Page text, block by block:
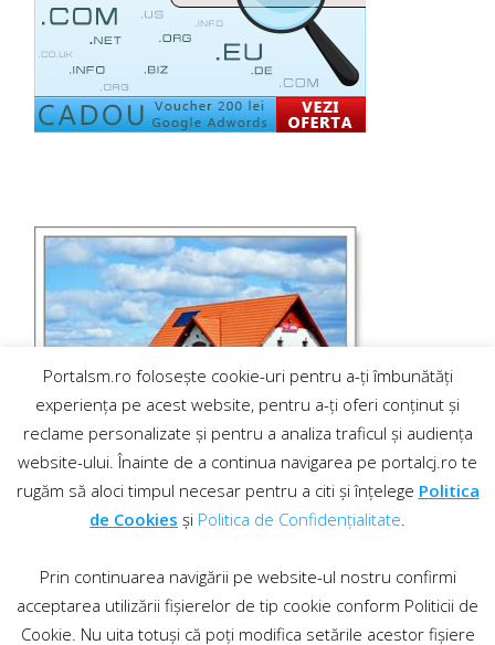
Portalsm.ro folosește cookie-uri pentru a-ți îmbunătăți
experiența pe acest website, pentru a-ți oferi conținut și
reclame personalizate și pentru a analiza traficul și audiența
website-ului. Înainte de a continua navigarea pe portalcj.ro te
rugăm să aloci timpul necesar pentru a citi și înțelege Politica
de Cookies și Politica de Confidențialitate.
Prin continuarea navigării pe website-ul nostru confirmi
acceptarea utilizării fișierelor de tip cookie conform Politicii de
Cookie. Nu uita totuși că poți modifica setările acestor fișiere